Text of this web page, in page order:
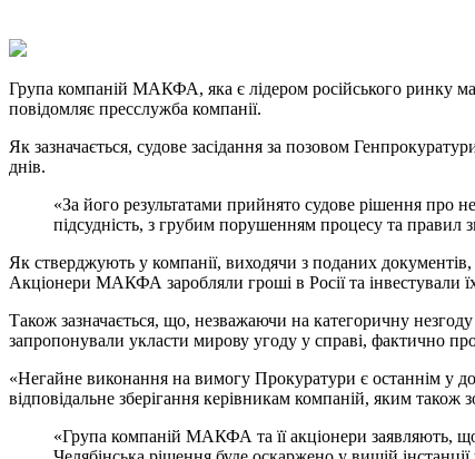
Link
Print
Група компаній МАКФА, яка є лідером російського ринку
повідомляє пресслужба компанії.
Як зазначається, судове засідання за позовом
днів.
«За його результатами прийнято судове рішення
підсудність, з грубим порушенням процесу та правил
Як стверджують у компанії, виходячи з поданих
Акціонери МАКФА заробляли гроші в Росії та інвестували
Також зазначається, що, незважаючи на категоричну
запропонували укласти мирову угоду у справі, фактично
«Негайне виконання на вимогу Прокуратури є останнім у
відповідальне зберігання керівникам компаній, яким також
«Група компаній МАКФА та її акціонери заявляють,